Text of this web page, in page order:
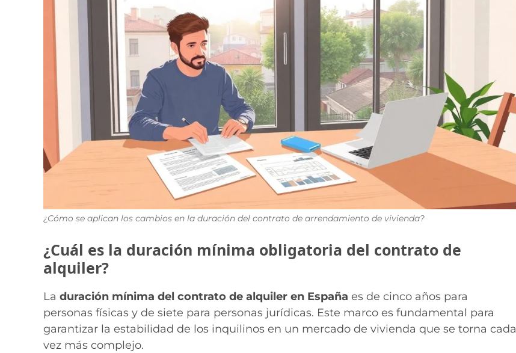
¿Cómo se aplican los cambios en la duración del contrato de arrendamiento de vivienda?
¿Cuál es la duración mínima obligatoria del contrato de
alquiler?
La duración mínima del contrato de alquiler en España es de cinco años para
personas físicas y de siete para personas jurídicas. Este marco es fundamental para
garantizar la estabilidad de los inquilinos en un mercado de vivienda que se torna cada
vez más complejo.